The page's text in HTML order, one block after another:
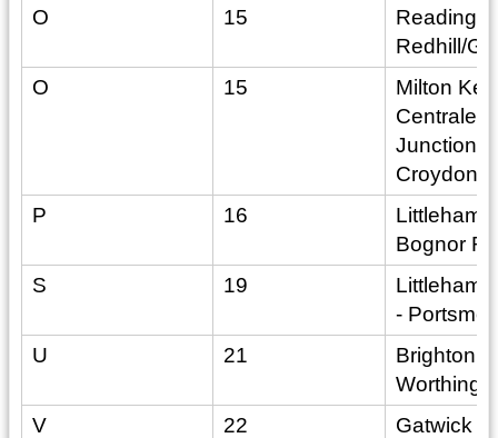
O
15
Reading
Redhill/
O
15
Milton
Centrale/
Junction -
Croydon
P
16
Bognor
S
19
-
U
21
Brighton -
Worthing
V
22
Gatwick